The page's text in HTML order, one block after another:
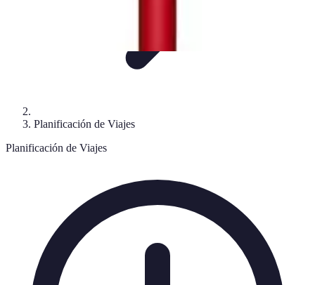
Planificación de Viajes
Planificación de Viajes